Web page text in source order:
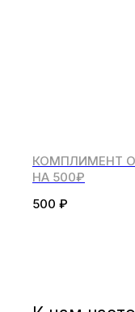
КОМПЛИМЕНТ ОТ
НА 500₽
500 ₽